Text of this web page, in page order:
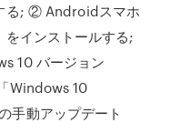
る; ② Androidスマホ
インストールする;
10 バージョン
Windows 10
手動アップデート